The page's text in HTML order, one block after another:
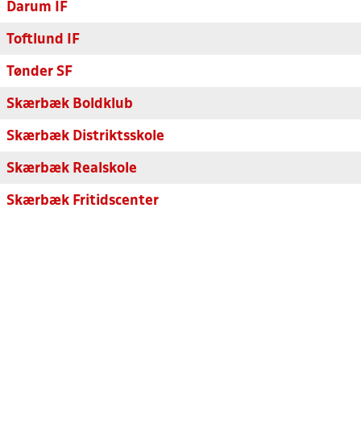
Darum IF
Toftlund IF
Tønder SF
Skærbæk Boldklub
Skærbæk Distriktsskole
Skærbæk Realskole
Skærbæk Fritidscenter